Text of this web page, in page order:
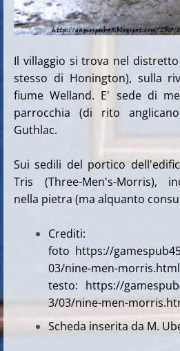
Il villaggio si trova nel
stesso di Honington), sulla
fiume Welland. E' sede di
parrocchia (di rito
Guthlac.
Sui sedili del portico
Tris (Three-Men's-Morris),
nella pietra (ma alquanto
Crediti:
foto https://
03/nine-men-
testo: https://
3/03/nine-men-
Scheda inserita da M.